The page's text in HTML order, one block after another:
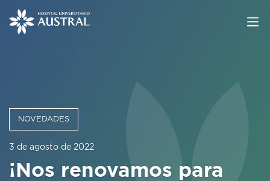
NOVEDADES
3 de agosto de 2022
¡Nos renovamos para